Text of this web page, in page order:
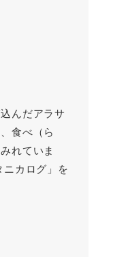
んだアラサ
食べ（ら
れていま
カログ」を